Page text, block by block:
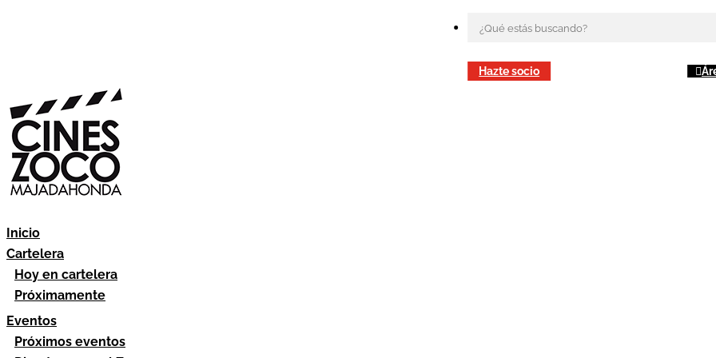
Hazte socio
Inicio
Cartelera
Hoy en cartelera
Próximamente
Eventos
Próximos eventos